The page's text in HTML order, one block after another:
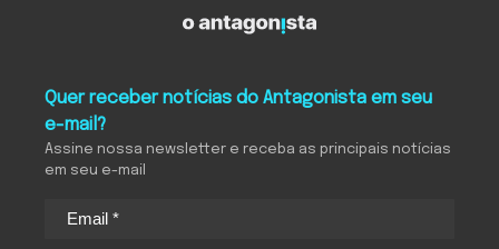
Quer receber notícias do Antagonista em seu
e-mail?
Assine nossa newsletter e receba as principais notícias
em seu e-mail